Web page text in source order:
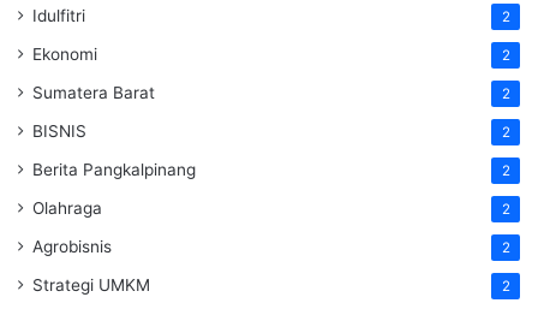
Idulfitri 2
Ekonomi 2
Sumatera Barat 2
BISNIS 2
Berita Pangkalpinang 2
Olahraga 2
Agrobisnis 2
Strategi UMKM 2